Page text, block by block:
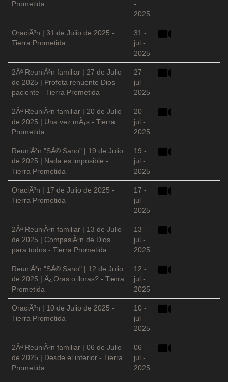
Prometida
-
2025
OraciÃ³n | 31 de Julio de 2025 -
Tierra Prometida
31 -
jul -
2025
2Âª ReuniÃ³n familiar | 27 de Julio
de 2025 | Profeta renuente Dios
paciente - Tierra Prometida
27 -
jul -
2025
2Âª ReuniÃ³n familiar | 20 de Julio
de 2025 | Una vez mÃ¡s - Tierra
Prometida
20 -
jul -
2025
ReuniÃ³n "SÃ© Sano" | 19 de Julio
de 2025 | Nada es imposible -
Tierra Prometida
19 -
jul -
2025
OraciÃ³n | 17 de Julio de 2025 -
Tierra Prometida
17 -
jul -
2025
2Âª ReuniÃ³n familiar | 13 de Julio
de 2025 | CompasiÃ³n de Dios
para todos - Tierra Prometida
13 -
jul -
2025
ReuniÃ³n "SÃ© Sano" | 12 de Julio
de 2025 | Â¿Oras o lloras? - Tierra
Prometida
12 -
jul -
2025
OraciÃ³n | 10 de Julio de 2025 -
Tierra Prometida
10 -
jul -
2025
2Âª ReuniÃ³n familiar | 06 de Julio
de 2025 | Desde el interior - Tierra
Prometida
06 -
jul -
2025